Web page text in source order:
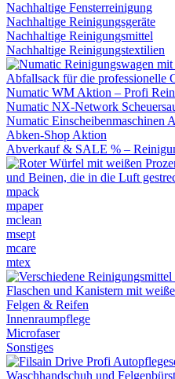
Nachhaltige Fensterreinigung
Nachhaltige Reinigungsgeräte
Nachhaltige Reinigungsmittel
Nachhaltige Reinigungstextilien
Numatic WM Aktion – Profi
Numatic NX-Network
Numatic Einscheibenmaschinen
Abken-Shop Aktion
Abverkauf & SALE % –
mpack
mpaper
mclean
msept
mcare
mtex
Felgen & Reifen
Innenraumpflege
Microfaser
Sonstiges